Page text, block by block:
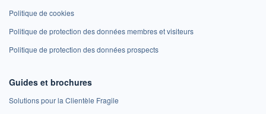
Politique de cookies
Politique de protection des données membres et visiteurs
Politique de protection des données prospects
Guides et brochures
Solutions pour la Clientèle Fragile